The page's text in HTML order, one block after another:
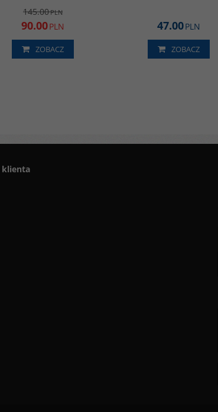
145.00PLN
90.00PLN
ZOBACZ
47.00PLN
ZOBACZ
klienta